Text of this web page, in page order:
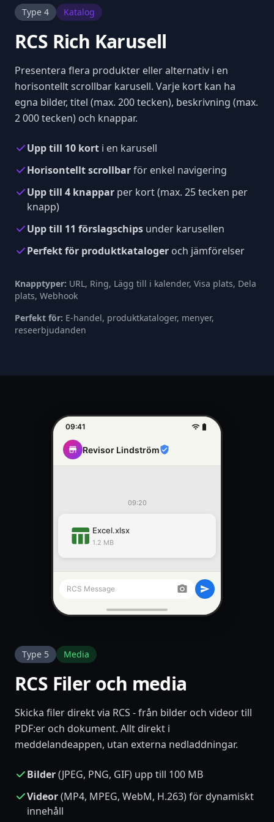
Type 4 Katalog
RCS Rich Karusell
Presentera flera produkter eller alternativ i en
horisontellt scrollbar karusell. Varje kort kan ha
egna bilder, titel (max. 200 tecken), beskrivning (max.
2 000 tecken) och knappar.
Upp till 10 kort i en karusell
Horisontellt scrollbarför enkel navigering
Upp till 4 knappar per kort (max. 25 tecken per
knapp)
Upp till 11 förslagschips under karusellen
Perfekt för produktkataloger och jämförelser
Knapptyper: URL, Ring, Lägg till i kalender, Visa plats, Dela
plats, Webhook
Perfekt för: E-handel, produktkataloger, menyer,
reseerbjudanden
09:41
Revisor Lindström
09:20
table_chart Excel.xlsx
1.2 MB
RCS Message
Type 5 Media
RCS Filer och media
Skicka filer direkt via RCS - från bilder och videor till
PDF:er och dokument. Allt direkt i
meddelandeappen, utan externa nedladdningar.
Bilder(JPEG, PNG, GIF) upp till 100 MB
Videor(MP4, MPEG, WebM, H.263) för dynamiskt
innehåll